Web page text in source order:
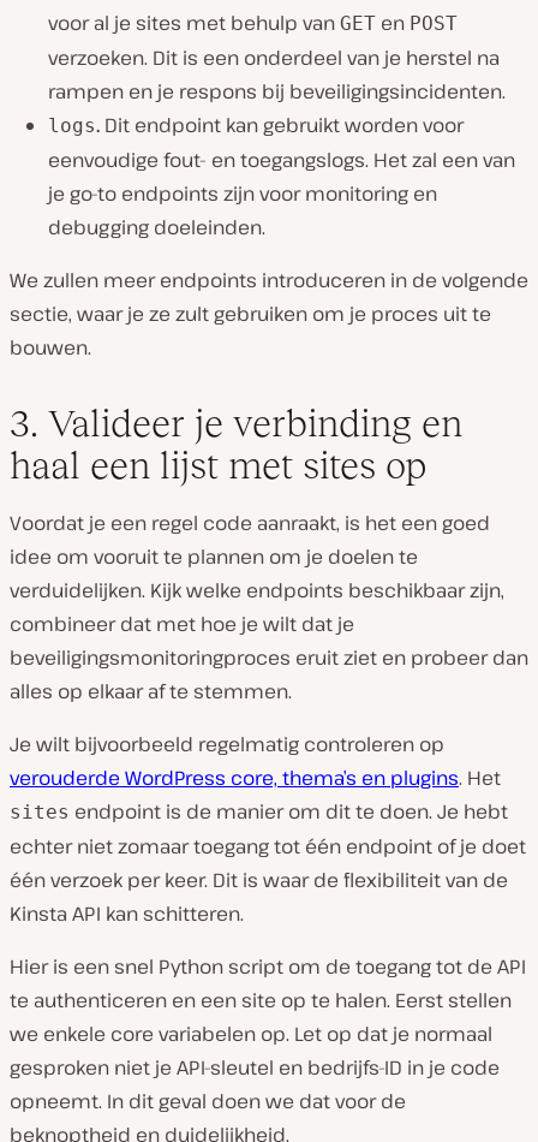
voor al je sites met behulp van GET en POST
verzoeken. Dit is een onderdeel van je herstel na
rampen en je respons bij beveiligingsincidenten.
logs. Dit endpoint kan gebruikt worden voor
eenvoudige fout- en toegangslogs. Het zal een van
je go-to endpoints zijn voor monitoring en
debugging doeleinden.
We zullen meer endpoints introduceren in de volgende
sectie, waar je ze zult gebruiken om je proces uit te
bouwen.
3. Valideer je verbinding en
haal een lijst met sites op
Voordat je een regel code aanraakt, is het een goed
idee om vooruit te plannen om je doelen te
verduidelijken. Kijk welke endpoints beschikbaar zijn,
combineer dat met hoe je wilt dat je
beveiligingsmonitoringproces eruit ziet en probeer dan
alles op elkaar af te stemmen.
Je wilt bijvoorbeeld regelmatig controleren op
verouderde WordPress core, thema’s en plugins. Het
sites endpoint is de manier om dit te doen. Je hebt
echter niet zomaar toegang tot één endpoint of je doet
één verzoek per keer. Dit is waar de flexibiliteit van de
Kinsta API kan schitteren.
Hier is een snel Python script om de toegang tot de API
te authenticeren en een site op te halen. Eerst stellen
we enkele core variabelen op. Let op dat je normaal
gesproken niet je API-sleutel en bedrijfs-ID in je code
opneemt. In dit geval doen we dat voor de
beknoptheid en duidelijkheid.